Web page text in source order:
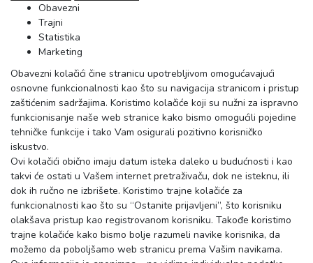
Obavezni
Trajni
Statistika
Marketing
Obavezni kolačići čine stranicu upotrebljivom omogućavajući
osnovne funkcionalnosti kao što su navigacija stranicom i pristup
zaštićenim sadržajima. Koristimo kolačiće koji su nužni za ispravno
funkcionisanje naše web stranice kako bismo omogućili pojedine
tehničke funkcije i tako Vam osigurali pozitivno korisničko
iskustvo.
Ovi kolačići obično imaju datum isteka daleko u budućnosti i kao
takvi će ostati u Vašem internet pretraživaču, dok ne isteknu, ili
dok ih ručno ne izbrišete. Koristimo trajne kolačiće za
funkcionalnosti kao što su “Ostanite prijavljeni”, što korisniku
olakšava pristup kao registrovanom korisniku. Takođe koristimo
trajne kolačiće kako bismo bolje razumeli navike korisnika, da
možemo da poboljšamo web stranicu prema Vašim navikama.